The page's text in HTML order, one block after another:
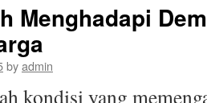
dari
Menghadapi
byadmin
kondisi yang